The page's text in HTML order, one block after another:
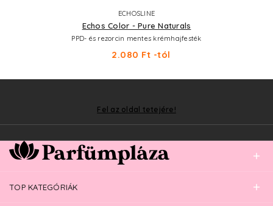
ECHOSLINE
Echos Color - Pure Naturals
PPD- és rezorcin mentes krémhajfesték
2.080 Ft -tól
Fel az oldal tetejére!
TOP KATEGÓRIÁK